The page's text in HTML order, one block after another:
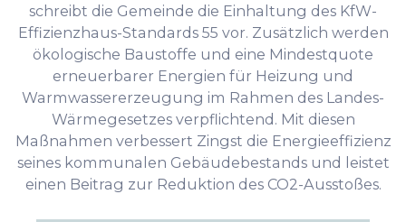
schreibt die Gemeinde die Einhaltung des KfW-
Effizienzhaus-Standards 55 vor. Zusätzlich werden
ökologische Baustoffe und eine Mindestquote
erneuerbarer Energien für Heizung und
Warmwassererzeugung im Rahmen des Landes-
Wärmegesetzes verpflichtend. Mit diesen
Maßnahmen verbessert Zingst die Energieeffizienz
seines kommunalen Gebäudebestands und leistet
einen Beitrag zur Reduktion des CO2-Ausstoßes.